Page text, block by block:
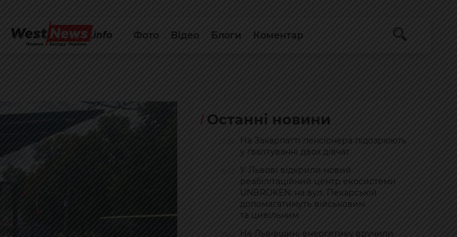
Фото Відео Блоги Коментар
Останні новини
На Закарпатті пенсіонера підозрюють
у ґвалтуванні двох дівчат
У Львові відкрили новий
реабілітаційний центр екосистеми
UNBROKEN: на вул. Пекарській
допомагатимуть військовим
та цивільним
На Львівщині енергетику вручили